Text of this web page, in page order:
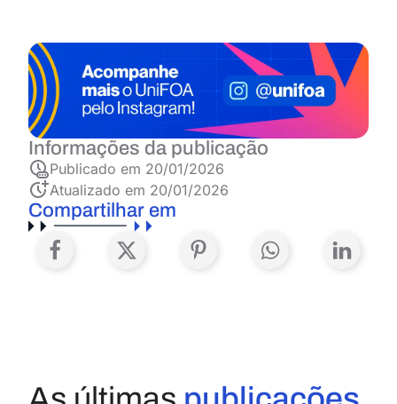
Informações da publicação
Publicado em 20/01/2026
Atualizado em 20/01/2026
Compartilhar em